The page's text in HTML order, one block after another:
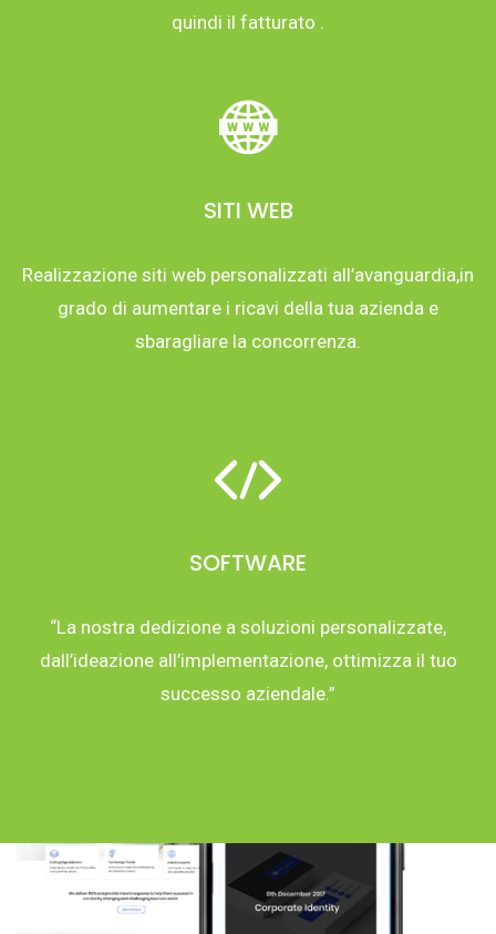
quindi il fatturato .
SITI WEB
Realizzazione siti web personalizzati all’avanguardia,in
grado di aumentare i ricavi della tua azienda e
sbaragliare la concorrenza.
SOFTWARE
“La nostra dedizione a soluzioni personalizzate,
dall’ideazione all’implementazione, ottimizza il tuo
successo aziendale.”